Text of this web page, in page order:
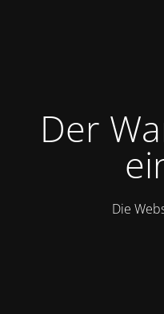
Der
Die